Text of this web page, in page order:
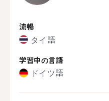
流暢
タイ語
学習中の言語
ドイツ語